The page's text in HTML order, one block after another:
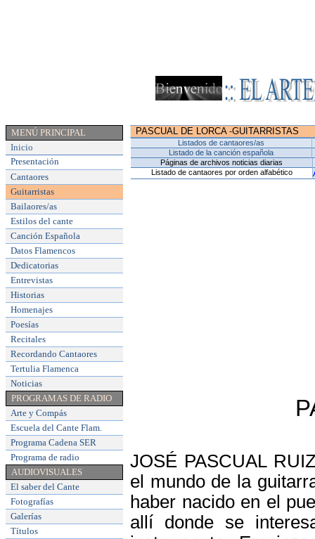
MENÚ PRINCIPAL
Inicio
Presentación
Cantaores
Guitarristas
Bailaores/as
Estilos del cante
Canción Española
Datos Flamencos
Dedicatorias
Entrevistas
Historias
Homenajes
Poesías
Recitales
Recordando Cantaores
Tertulia Flamenca
Noticias
PROGRAMAS DE RADIO
Arte y Compás
Escuela del Cante Flam.
Programa Cadena SER
Programa de radio
AUDIOVISUALES
El saber del Cante
Fotografías
Galerías
Títulos
PASCUAL DE LORCA -GUITARRISTAS
Listados de cantaores/as
Listado de la canción española
Páginas de archivos noticias diarias
Listado de cantaores por orden alfabético
JOSÉ PASCUAL
el mundo de la
haber nacido en el
allí donde se